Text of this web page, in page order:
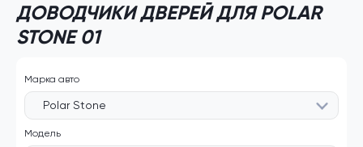
ДОВОДЧИКИ ДВЕРЕЙ ДЛЯ POLAR
STONE 01
Марка авто
Polar Stone
Модель